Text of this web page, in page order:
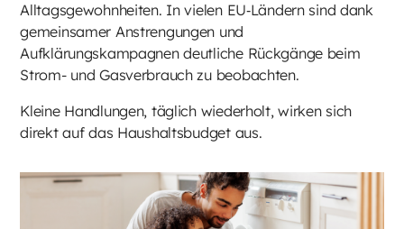
Alltagsgewohnheiten. In vielen EU‑Ländern sind dank
gemeinsamer Anstrengungen und
Aufklärungskampagnen deutliche Rückgänge beim
Strom- und Gasverbrauch zu beobachten.
Kleine Handlungen, täglich wiederholt, wirken sich
direkt auf das Haushaltsbudget aus.